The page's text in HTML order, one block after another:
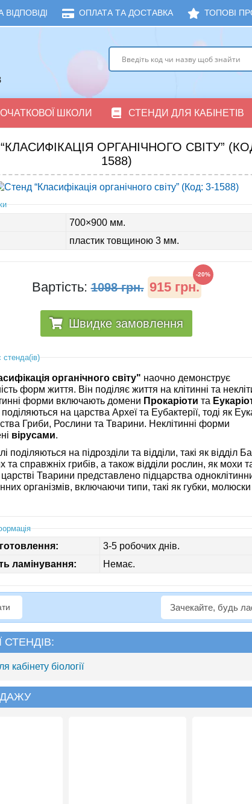
ОПЛАТА ТА ДОСТАВКА ТОПОВІ
ШКОЛИ СТЕНДИ ДЛЯ КАБІНЕТІВ
ОРГАНІЧНОГО СВІТУ”
1588)
700×900 мм.
пластик товщиною 3 мм.
Вартість: 1098 грн. 915 грн.
-20%
Швидке замовлення
стенда(ів)
органічного світу" наочно демонструє
форм життя. Він поділяє життя на клітинні та
форми включають домени Прокаріоти та
на царства Археї та Еубактерії, тоді як
Гриби, Рослини та Тварини. Неклітинні форми
вірусами.
поділяються на підрозділи та відділи, такі як відділ
та справжніх грибів, а також відділи рослин, як мохи
Тварини представлено підцарства
організмів, включаючи типи, такі як губки, молюски
3-5 робочих днів.
ламінування:
Немає.
Зачекайте, будь
СТЕНДІВ:
кабінету біології